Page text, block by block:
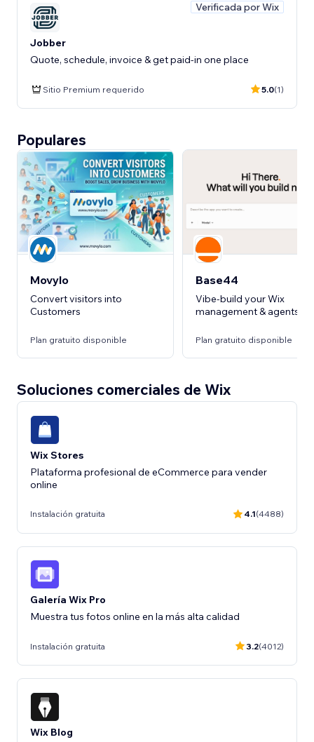
Verificada por Wix
Jobber
Quote, schedule, invoice & get paid-in one place
Sitio Premium requerido 5.0(1)
Populares
Movylo
Convert visitors into
Customers
Plan gratuito disponible
Base44
Vibe-build your Wix
management & agents
Plan gratuito disponible
Soluciones comerciales de Wix
Wix Stores
Plataforma profesional de eCommerce para vender
online
Instalación gratuita 4.1(4488)
Galería Wix Pro
Muestra tus fotos online en la más alta calidad
Instalación gratuita 3.2(4012)
Wix Blog